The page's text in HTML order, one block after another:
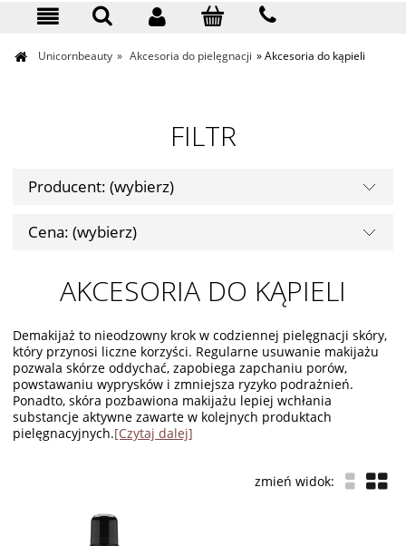
Unicornbeauty » Akcesoria do pielęgnacji »Akcesoria do kąpieli
FILTR
Producent: (wybierz)
Cena: (wybierz)
AKCESORIA DO KĄPIELI
Demakijaż to nieodzowny krok w codziennej pielęgnacji skóry,
który przynosi liczne korzyści. Regularne usuwanie makijażu
pozwala skórze oddychać, zapobiega zapchaniu porów,
powstawaniu wyprysków i zmniejsza ryzyko podrażnień.
Ponadto, skóra pozbawiona makijażu lepiej wchłania
substancje aktywne zawarte w kolejnych produktach
pielęgnacyjnych.[Czytaj dalej]